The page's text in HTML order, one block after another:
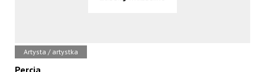
Artysta / artystka